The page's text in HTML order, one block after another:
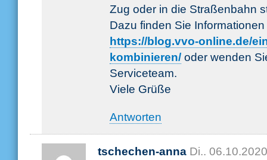
Zug oder in die Straßenbahn
Dazu finden Sie
https://blog.vvo-online.de/
kombinieren/ oder wenden
Serviceteam.
Viele Grüße
Antworten
tschechen-anna Di..